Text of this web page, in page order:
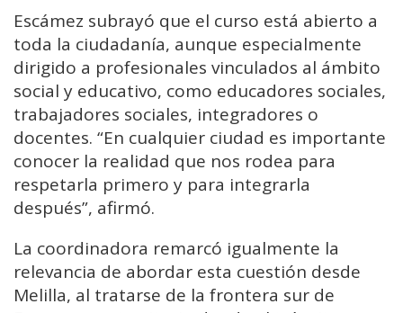
Escámez subrayó que el curso está abierto a
toda la ciudadanía, aunque especialmente
dirigido a profesionales vinculados al ámbito
social y educativo, como educadores sociales,
trabajadores sociales, integradores o
docentes. “En cualquier ciudad es importante
conocer la realidad que nos rodea para
respetarla primero y para integrarla
después”, afirmó.
La coordinadora remarcó igualmente la
relevancia de abordar esta cuestión desde
Melilla, al tratarse de la frontera sur de